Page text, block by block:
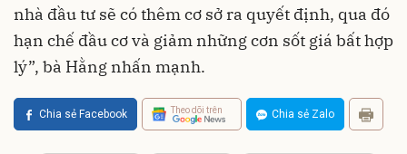
nhà đầu tư sẽ có thêm cơ sở ra quyết định, qua đó
hạn chế đầu cơ và giảm những cơn sốt giá bất hợp
lý”, bà Hằng nhấn mạnh.
Chia sẻ Facebook Theo dõi trên Chia sẻ Zalo